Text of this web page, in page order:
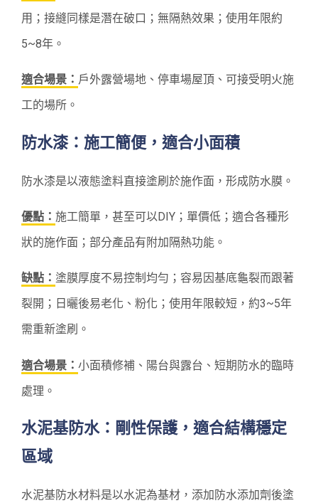
用；接縫同樣是潛在破口；無隔熱效果；使用年限約
5~8年。
適合場景： 戶外露營場地、停車場屋頂、可接受明火施
工的場所。
防水漆：施工簡便，適合小面積
防水漆是以液態塗料直接塗刷於施作面，形成防水膜。
優點： 施工簡單，甚至可以DIY；單價低；適合各種形
狀的施作面；部分產品有附加隔熱功能。
缺點： 塗膜厚度不易控制均勻；容易因基底龜裂而跟著
裂開；日曬後易老化、粉化；使用年限較短，約3~5年
需重新塗刷。
適合場景： 小面積修補、陽台與露台、短期防水的臨時
處理。
水泥基防水：剛性保護，適合結構穩定
區域
水泥基防水材料是以水泥為基材，添加防水添加劑後塗